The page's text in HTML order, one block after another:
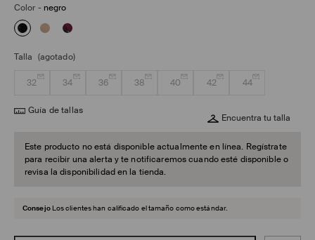
Color - negro
Talla (agotado)
32 34 36 38 40 42 44
Guía de tallas
Encuentra tu talla
Este producto no está disponible actualmente en línea. Regístrate
para recibir una alerta y te notificaremos cuando esté disponible o
revisa la disponibilidad en la tienda.
Consejo Los clientes han calificado el tamaño como estándar.